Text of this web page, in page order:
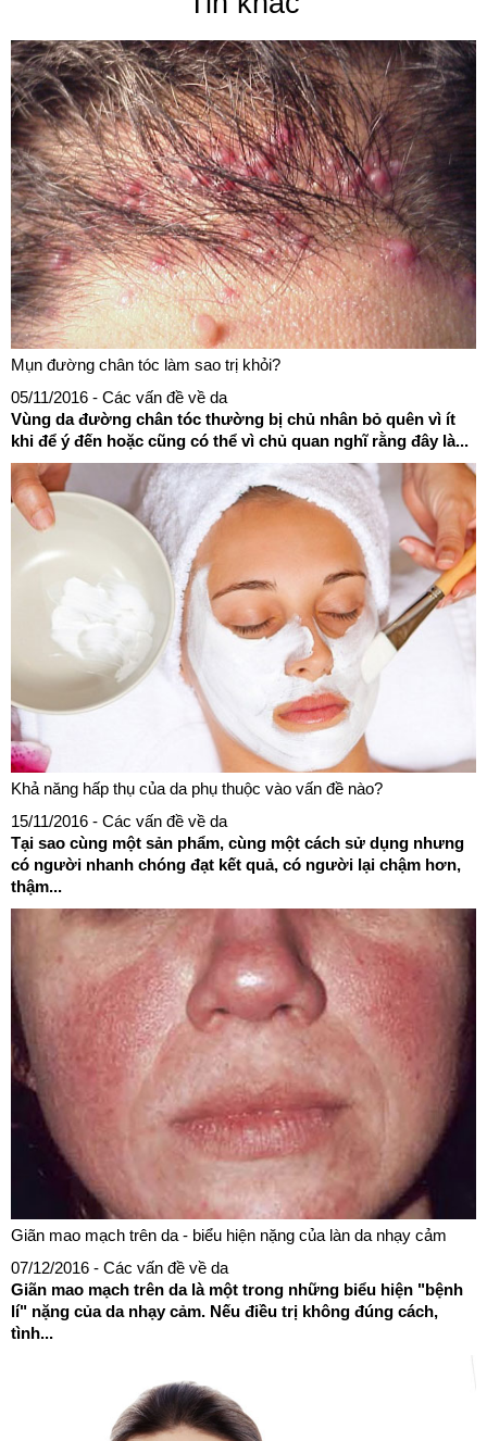
Mụn đường chân tóc làm sao trị khỏi?
05/11/2016 - Các vấn đề về da
Vùng da đường chân tóc thường bị chủ nhân bỏ quên vì ít
khi để ý đến hoặc cũng có thể vì chủ quan nghĩ rằng đây là...
Khả năng hấp thụ của da phụ thuộc vào vấn đề nào?
15/11/2016 - Các vấn đề về da
Tại sao cùng một sản phẩm, cùng một cách sử dụng nhưng
có người nhanh chóng đạt kết quả, có người lại chậm hơn,
thậm...
Giãn mao mạch trên da - biểu hiện nặng của làn da nhạy cảm
07/12/2016 - Các vấn đề về da
Giãn mao mạch trên da là một trong những biểu hiện "bệnh
lí" nặng của da nhạy cảm. Nếu điều trị không đúng cách,
tình...